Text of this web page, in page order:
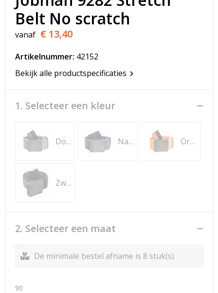
T-Shirts
Veiligheidsvesten en Veiligheidshesjes
Vesten
Werkkleding sets
Gehoorbescherming
Belt No scratch
vanaf € 13,40
Artikelnummer: 42152
Bekijk alle productspecificaties
1. Selecteer een kleur
Donkergrijs Navy Oranje
Zwart
2. Selecteer een maat
De minimale bestel afname is 8 stuk(s)
90